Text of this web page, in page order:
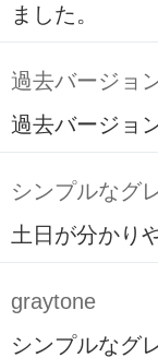
ました。
過去バージョ
過去バージョ
シンプルなグ
土日が分かり
graytone
シンプルなグ